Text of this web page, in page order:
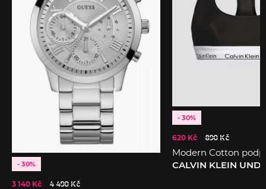
- 30%
3 140 Kč 4 490 Kč
- 30%
620 Kč 890 Kč
Modern Cotton
CALVIN KLEIN